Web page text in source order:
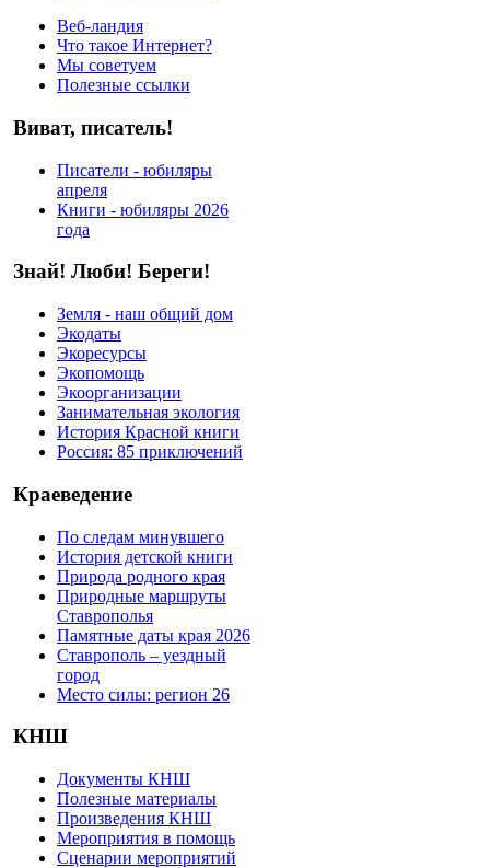
Веб-ландия
Что такое Интернет?
Мы советуем
Полезные ссылки
Виват, писатель!
Писатели - юбиляры
апреля
Книги - юбиляры 2026
года
Знай! Люби! Береги!
Земля - наш общий дом
Экодаты
Экоресурсы
Экопомощь
Экоорганизации
Занимательная экология
История Красной книги
Россия: 85 приключений
Краеведение
По следам минувшего
История детской книги
Природа родного края
Природные маршруты
Ставрополья
Памятные даты края 2026
Ставрополь – уездный
город
Место силы: регион 26
КНШ
Документы КНШ
Полезные материалы
Произведения КНШ
Мероприятия в помощь
Сценарии мероприятий